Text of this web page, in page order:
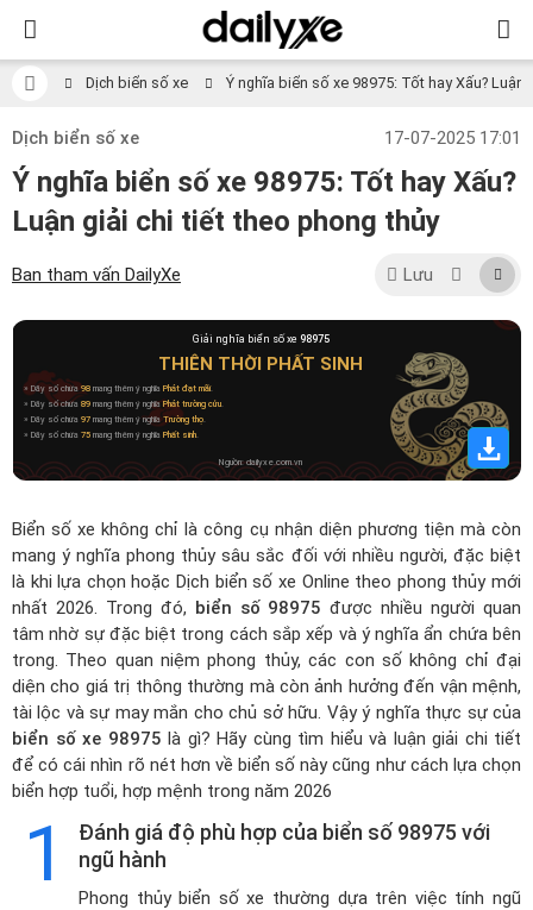
Dịch biển số xe Ý nghĩa biển số xe 98975: Tốt hay Xấu?
Dịch biển số xe 17-07-2025 17:01
Ý nghĩa biển số xe 98975: Tốt hay Xấu?
Luận giải chi tiết theo phong thủy
Ban tham vấn DailyXe Lưu
Giải nghĩa biển số xe 98975
THIÊN THỜI PHẤT SINH
» Dãy số chứa98 mang thêm ý nghĩa Phát đạt mãi.
» Dãy số chứa 89 mang thêm ý nghĩaPhát trường cửu.
» Dãy số chứa 97 mang thêm ý nghĩaTrường thọ.
» Dãy số chứa 75 mang thêm ý nghĩa Phất sinh.
Nguồn: dailyxe.com.vn
Biển số xe không chỉ là công cụ nhận diện phương tiện mà còn
mang ý nghĩa phong thủy sâu sắc đối với nhiều người, đặc biệt
là khi lựa chọn hoặcDịch biển số xe Online theo phong thủy mới
nhất 2026. Trong đó, biển số 98975 được nhiều người quan
tâm nhờ sự đặc biệt trong cách sắp xếp và ý nghĩa ẩn chứa bên
trong. Theo quan niệm phong thủy, các con số không chỉ đại
diện cho giá trị thông thường mà còn ảnh hưởng đến vận mệnh,
tài lộc và sự may mắn cho chủ sở hữu. Vậy ý nghĩa thực sự của
biển số xe 98975 là gì? Hãy cùng tìm hiểu và luận giải chi tiết
để có cái nhìn rõ nét hơn về biển số này cũng như cách lựa chọn
biển hợp tuổi, hợp mệnh trong năm 2026
1
Đánh giá độ phù hợp của biển số 98975 với
ngũ hành
Phong thủy biển số xe thường dựa trên việc tính ngũ